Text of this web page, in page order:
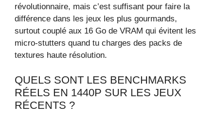
révolutionnaire, mais c’est suffisant pour faire la
différence dans les jeux les plus gourmands,
surtout couplé aux 16 Go de VRAM qui évitent les
micro-stutters quand tu charges des packs de
textures haute résolution.
QUELS SONT LES BENCHMARKS
RÉELS EN 1440P SUR LES JEUX
RÉCENTS ?